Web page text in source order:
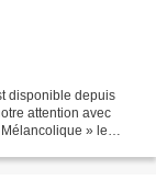
disponible depuis
attention avec
» le